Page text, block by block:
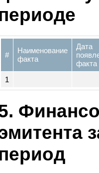
ценных
периоде
факта
1